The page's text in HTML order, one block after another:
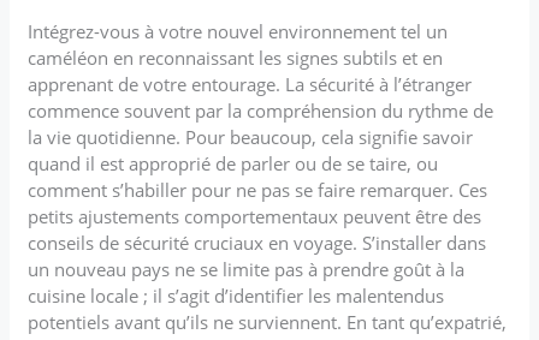
Intégrez-vous à votre nouvel environnement tel un
caméléon en reconnaissant les signes subtils et en
apprenant de votre entourage. La sécurité à l’étranger
commence souvent par la compréhension du rythme de
la vie quotidienne. Pour beaucoup, cela signifie savoir
quand il est approprié de parler ou de se taire, ou
comment s’habiller pour ne pas se faire remarquer. Ces
petits ajustements comportementaux peuvent être des
conseils de sécurité cruciaux en voyage. S’installer dans
un nouveau pays ne se limite pas à prendre goût à la
cuisine locale ; il s’agit d’identifier les malentendus
potentiels avant qu’ils ne surviennent. En tant qu’expatrié,